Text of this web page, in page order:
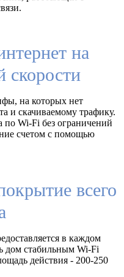
на
скорости
на которых нет
и скачиваемому трафику.
Wi-Fi без ограничений
счетом с помощью
всего
в каждом
дом стабильным Wi-Fi
действия - 200-250